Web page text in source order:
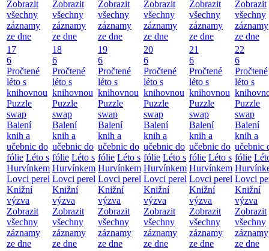
Zobrazit
všechny
záznamy
ze dne
Zobrazit
všechny
záznamy
ze dne
Zobrazit
všechny
záznamy
ze dne
Zobrazit
všechny
záznamy
ze dne
Zobrazit
všechny
záznamy
ze dne
Zobrazit
všechny
záznamy
ze dne
17
6
Pročtené
léto s
knihovnou
Puzzle
swap
Balení
knih a
učebnic do
fólie Léto s
Hurvínkem
Lovci perel
Knižní
výzva
Zobrazit
všechny
záznamy
ze dne
18
6
Pročtené
léto s
knihovnou
Puzzle
swap
Balení
knih a
učebnic do
fólie Léto s
Hurvínkem
Lovci perel
Knižní
výzva
Zobrazit
všechny
záznamy
ze dne
19
6
Pročtené
léto s
knihovnou
Puzzle
swap
Balení
knih a
učebnic do
fólie Léto s
Hurvínkem
Lovci perel
Knižní
výzva
Zobrazit
všechny
záznamy
ze dne
20
6
Pročtené
léto s
knihovnou
Puzzle
swap
Balení
knih a
učebnic do
fólie Léto s
Hurvínkem
Lovci perel
Knižní
výzva
Zobrazit
všechny
záznamy
ze dne
21
6
Pročtené
léto s
knihovnou
Puzzle
swap
Balení
knih a
učebnic do
fólie Léto s
Hurvínkem
Lovci perel
Knižní
výzva
Zobrazit
všechny
záznamy
ze dne
22
6
Pročtené
léto s
Puzzle
swap
Balení
knih a
učebnic
fólie
Lovci
Knižní
výzva
Zobrazit
všechny
záznamy
ze dne